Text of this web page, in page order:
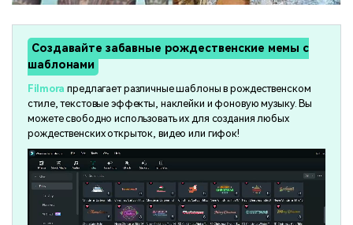
Создавайте забавные рождественские мемы с
шаблонами
Filmora предлагает различные шаблоны в рождественском
стиле, текстовые эффекты, наклейки и фоновую музыку. Вы
можете свободно использовать их для создания любых
рождественских открыток, видео или гифок!